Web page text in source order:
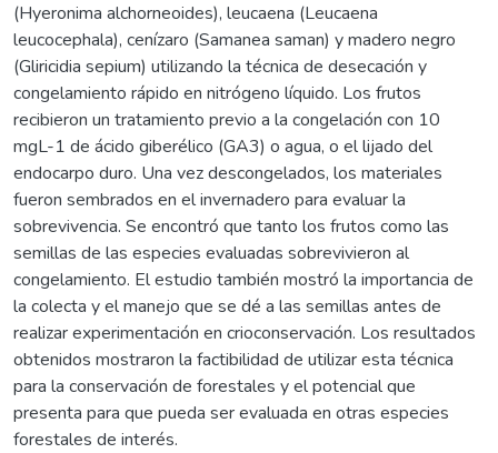
(Hyeronima alchorneoides), leucaena (Leucaena
leucocephala), cenízaro (Samanea saman) y madero negro
(Gliricidia sepium) utilizando la técnica de desecación y
congelamiento rápido en nitrógeno líquido. Los frutos
recibieron un tratamiento previo a la congelación con 10
mgL-1 de ácido giberélico (GA3) o agua, o el lijado del
endocarpo duro. Una vez descongelados, los materiales
fueron sembrados en el invernadero para evaluar la
sobrevivencia. Se encontró que tanto los frutos como las
semillas de las especies evaluadas sobrevivieron al
congelamiento. El estudio también mostró la importancia de
la colecta y el manejo que se dé a las semillas antes de
realizar experimentación en crioconservación. Los resultados
obtenidos mostraron la factibilidad de utilizar esta técnica
para la conservación de forestales y el potencial que
presenta para que pueda ser evaluada en otras especies
forestales de interés.